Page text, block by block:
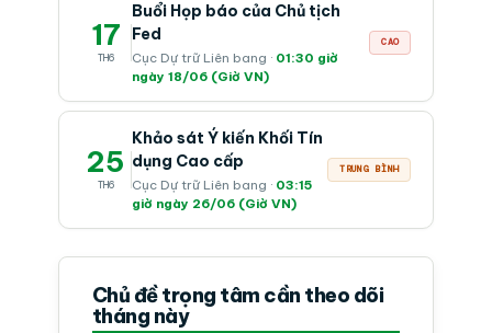
17
TH6
Buổi Họp báo của Chủ tịch
Fed
Cục Dự trữ Liên bang · 01:30 giờ
ngày 18/06 (Giờ VN)
CAO
25
TH6
Khảo sát Ý kiến Khối Tín
dụng Cao cấp
Cục Dự trữ Liên bang · 03:15
giờ ngày 26/06 (Giờ VN)
TRUNG BÌNH
Chủ đề trọng tâm cần theo dõi
tháng này